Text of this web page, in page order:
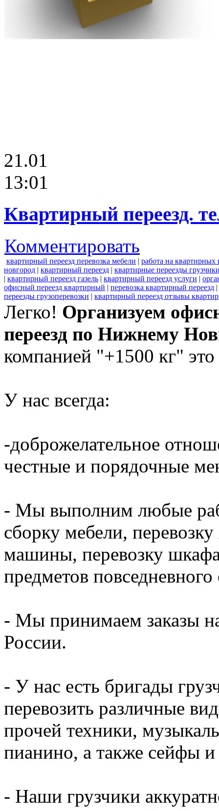
21.01
13:01
Квартирный переезд.
Комментировать
квартирный переезд перевозка мебели | работа на квартирных
новгород | квартирный переезд | квартирные переезды
| квартирный переезд газель | квартирный переезд услуги |
офисный переезд квартирный | перевозка квартирный переезд |
переезды грузоперевозки | квартирный переезд отзывы
Легко! Организуем
переезд по Нижнему
компанией "+1500 кг"
У нас всегда:
-доброжелательное
честные и порядочные
- Мы выполним любые
сборку мебели,
машины, перевозку
предметов
- Мы принимаем заказы
России.
- У нас есть бригады
перевозить различные
прочей техники,
пианино, а также сейфы
- Наши грузчики